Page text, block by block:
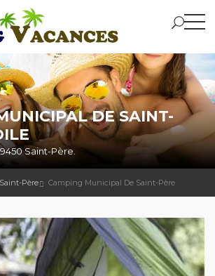
DE SAINT-
Saint-Père.
Père Camping Municipal De Saint-Père